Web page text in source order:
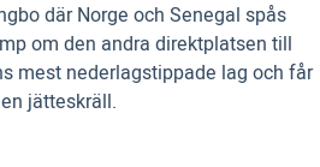
där Norge och Senegal spås
om den andra direktplatsen till
mest nederlagstippade lag och får
jätteskräll.